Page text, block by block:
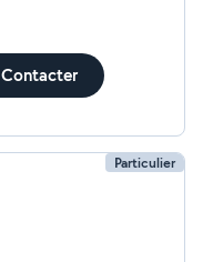
Contacter
Particulier